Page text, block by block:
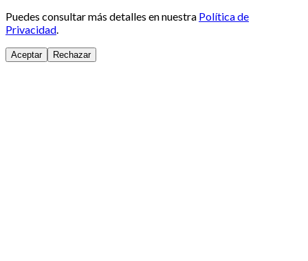
Puedes consultar más detalles en nuestra Política de
Privacidad.
Aceptar Rechazar